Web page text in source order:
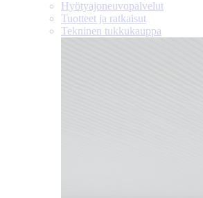
Hyötyajoneuvopalvelut
Tuotteet ja ratkaisut
Tekninen tukkukauppa